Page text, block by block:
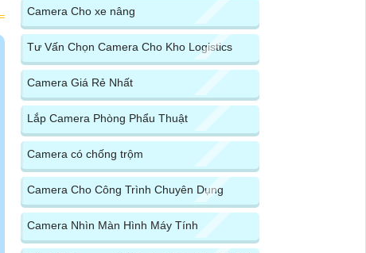
Camera Cho xe nâng
Tư Vấn Chọn Camera Cho Kho Logistics
Camera Giá Rẻ Nhất
Lắp Camera Phòng Phẩu Thuật
Camera có chống trộm
Camera Cho Công Trình Chuyên Dụng
Camera Nhìn Màn Hình Máy Tính